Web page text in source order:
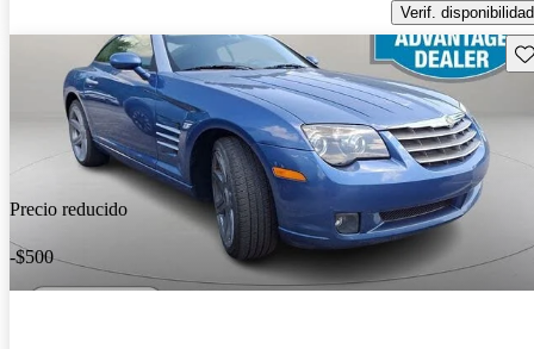
Verif. disponibilidad
Precio reducido
-$500